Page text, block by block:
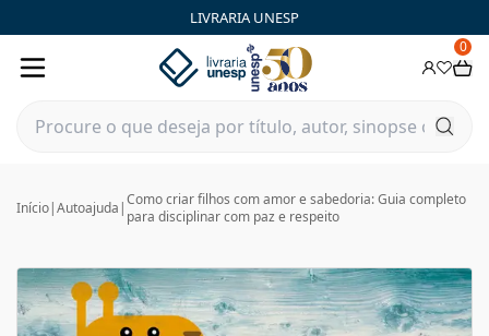
LIVRARIA UNESP
0
Início|Autoajuda |Como criar filhos com amor e sabedoria: Guia completo
para disciplinar com paz e respeito